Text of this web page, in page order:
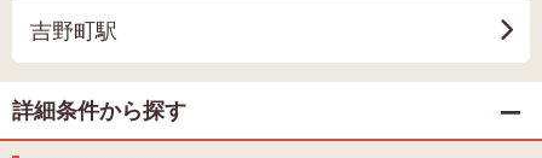
吉野町駅
詳細条件から探す